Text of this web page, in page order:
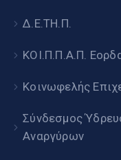
Δ.Ε.ΤΗ.Π.
ΚΟΙ.Π.Π.Α.Π.
Κοινωφελής
Σύνδεσμος
Αναργύρων